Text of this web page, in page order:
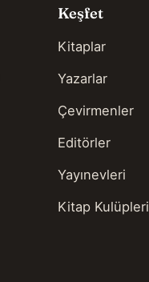
Keşfet
Kitaplar
Yazarlar
Çevirmenler
Editörler
Yayınevleri
Kitap Kulüpleri